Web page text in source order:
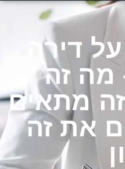
דירה
מה זה
מתאים
את זה